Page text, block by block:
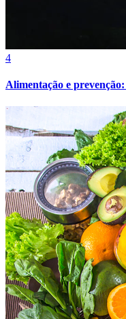
4
Alimentação e